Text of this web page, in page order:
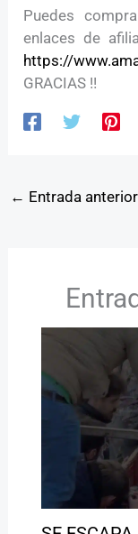
Puedes
enlaces de
https://
GRACIAS !!
← Entrada anterior